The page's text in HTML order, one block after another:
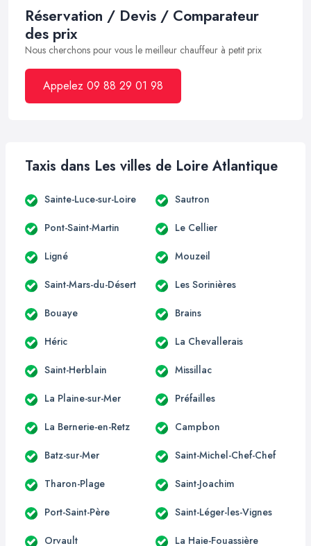
Réservation / Devis / Comparateur
des prix
Nous cherchons pour vous le meilleur chauffeur à petit prix
Appelez 09 88 29 01 98
Taxis dans Les villes de Loire Atlantique
Sainte-Luce-sur-Loire Sautron
Pont-Saint-Martin Le Cellier
Ligné Mouzeil
Saint-Mars-du-Désert Les Sorinières
Bouaye Brains
Héric La Chevallerais
Saint-Herblain Missillac
La Plaine-sur-Mer Préfailles
La Bernerie-en-Retz Campbon
Batz-sur-Mer Saint-Michel-Chef-Chef
Tharon-Plage Saint-Joachim
Port-Saint-Père Saint-Léger-les-Vignes
Orvault La Haie-Fouassière